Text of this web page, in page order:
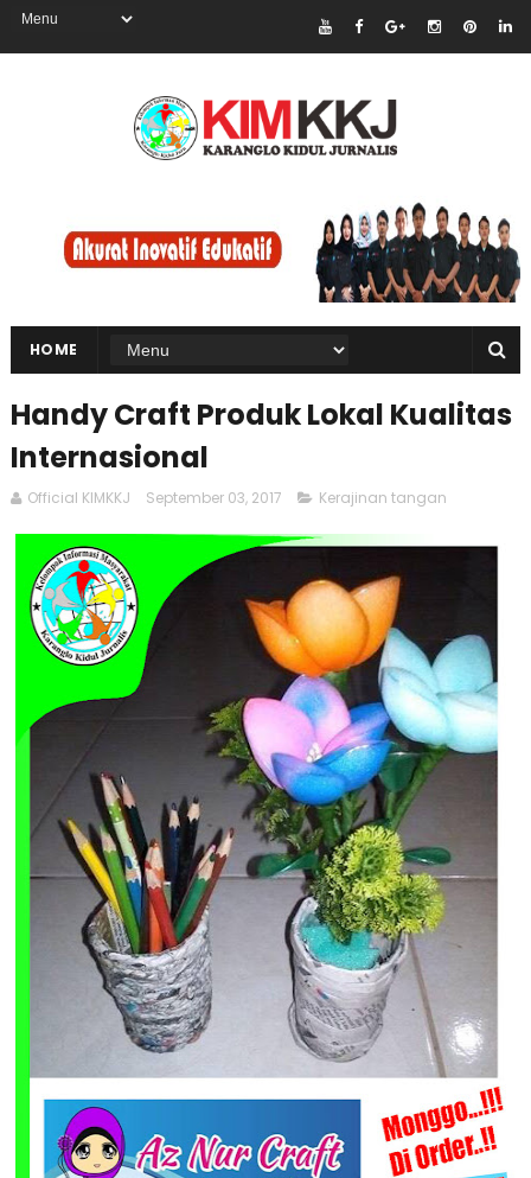
HOME
Handy Craft Produk Lokal Kualitas
Internasional
Official KIMKKJ September 03, 2017 Kerajinan tangan